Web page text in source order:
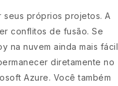
seus próprios projetos. A
conflitos de fusão. Se
na nuvem ainda mais fácil
diretamente no
Azure. Você também